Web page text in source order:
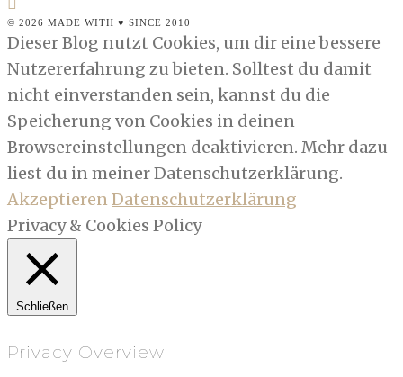
© 2026 MADE WITH ♥ SINCE 2010
Dieser Blog nutzt Cookies, um dir eine bessere
Nutzererfahrung zu bieten. Solltest du damit
nicht einverstanden sein, kannst du die
Speicherung von Cookies in deinen
Browsereinstellungen deaktivieren. Mehr dazu
liest du in meiner Datenschutzerklärung.
AkzeptierenDatenschutzerklärung
Privacy & Cookies Policy
Schließen
Privacy Overview